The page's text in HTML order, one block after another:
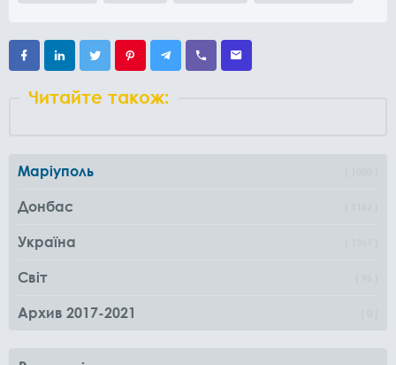
Читайте також:
Маріуполь
Донбас
Україна
Світ
Архив 2017-2021